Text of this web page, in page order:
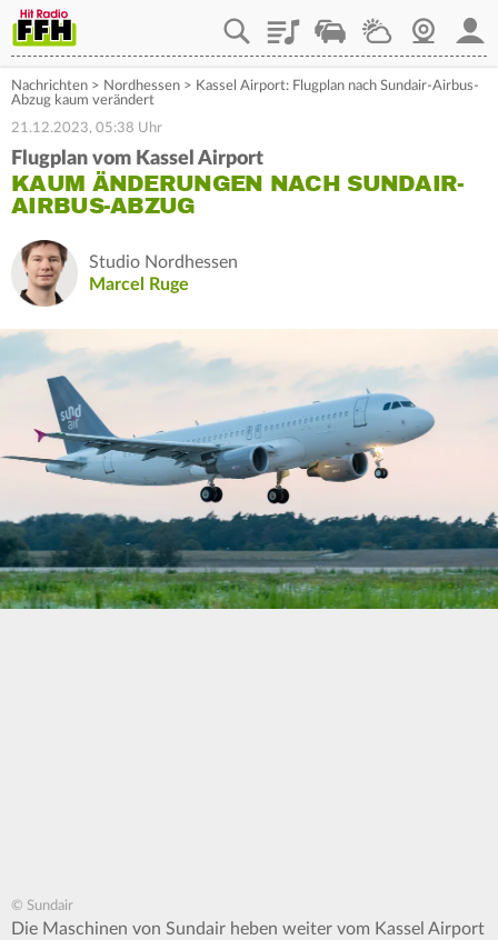
PlaylistStaupilotWetterWebcam
Nachrichten > Nordhessen > Kassel Airport: Flugplan nach Sundair-Airbus-
Abzug kaum verändert
21.12.2023, 05:38 Uhr
Flugplan vom Kassel Airport
KAUM ÄNDERUNGEN NACH SUNDAIR-
AIRBUS-ABZUG
Studio Nordhessen
Marcel Ruge
© Sundair
Die Maschinen von Sundair heben weiter vom Kassel Airport